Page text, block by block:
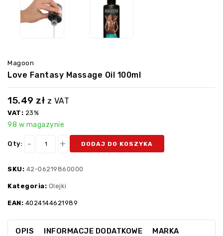
Magoon
Love Fantasy Massage Oil 100ml
15.49 zł z VAT
VAT: 23%
98 w magazynie
Qty: DODAJ DO KOSZYKA
SKU: 42-06219860000
Kategoria: Olejki
EAN: 4024144621989
OPIS INFORMACJE DODATKOWE MARKA